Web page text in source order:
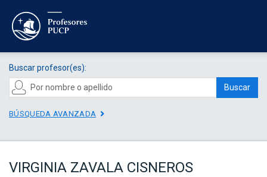
Buscar profesor(es):
Buscar
BÚSQUEDA AVANZADA
VIRGINIA ZAVALA CISNEROS